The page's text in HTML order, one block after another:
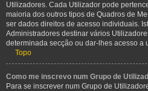
Utilizadores. Cada Utilizador pode
maioria dos outros tipos de Quadros de
ser dados direitos de acesso individuais.
Administradores destinar vários
determinada secção ou dar-lhes acesso a
Topo
Como me inscrevo num Grupo de
Para se inscrever num Grupo de